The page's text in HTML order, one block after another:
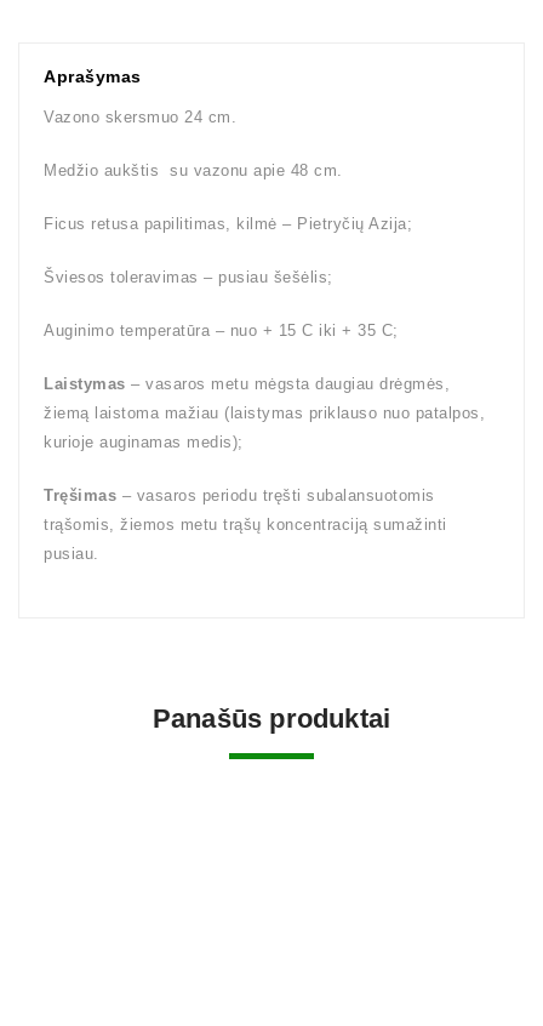
Aprašymas
Vazono skersmuo 24 cm.
Medžio aukštis su vazonu apie 48 cm.
Ficus retusa papilitimas, kilmė – Pietryčių Azija;
Šviesos toleravimas – pusiau šešėlis;
Auginimo temperatūra – nuo + 15 C iki + 35 C;
Laistymas – vasaros metu mėgsta daugiau drėgmės,
žiemą laistoma mažiau (laistymas priklauso nuo patalpos,
kurioje auginamas medis);
Tręšimas – vasaros periodu tręšti subalansuotomis
trąšomis, žiemos metu trąšų koncentraciją sumažinti
pusiau.
Panašūs produktai